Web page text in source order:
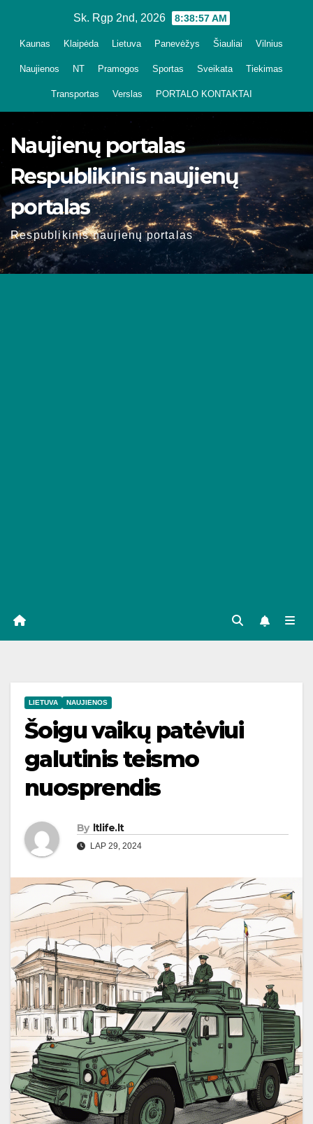
Sk. Rgp 2nd, 2026 8:38:58 AM
Kaunas Klaipėda Lietuva Panevėžys Šiauliai Vilnius
Naujienos NT Pramogos Sportas Sveikata Tiekimas
Transportas Verslas PORTALO KONTAKTAI
Naujienų portalas
Respublikinis naujienų
portalas
Respublikinis naujienų portalas
LIETUVA NAUJIENOS
Šoigu vaikų patėviui
galutinis teismo
nuosprendis
By ltlife.lt
LAP 29, 2024